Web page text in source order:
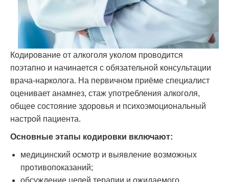
Кодирование от алкоголя уколом проводится
поэтапно и начинается с обязательной консультации
врача-нарколога. На первичном приёме специалист
оценивает анамнез, стаж употребления алкоголя,
общее состояние здоровья и психоэмоциональный
настрой пациента.
Основные этапы кодировки включают:
медицинский осмотр и выявление возможных
противопоказаний;